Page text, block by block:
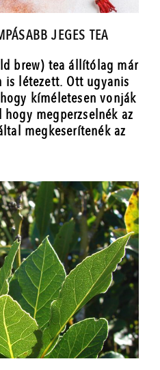
JEGES TEA
brew) tea állítólag már
is létezett. Ott ugyanis
kíméletesen vonják
megperzselnék az
megkeserítenék az